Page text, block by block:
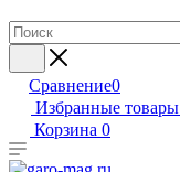
Сравнение0
Избранные товары
Корзина 0